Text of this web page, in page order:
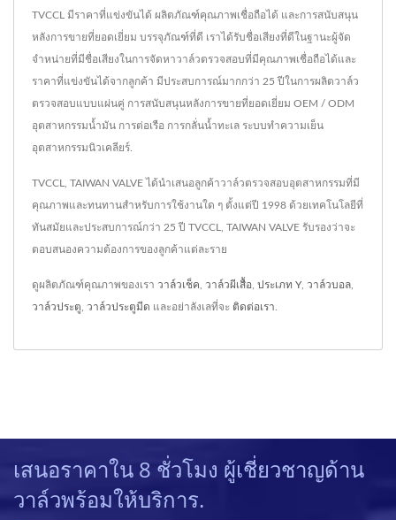
TVCCL มีราคาที่แข่งขันได้ ผลิตภัณฑ์คุณภาพเชื่อถือได้ และการสนับสนุน
หลังการขายที่ยอดเยี่ยม บรรจุภัณฑ์ที่ดี เราได้รับชื่อเสียงที่ดีในฐานะผู้จัด
จำหน่ายที่มีชื่อเสียงในการจัดหาวาล์วตรวจสอบที่มีคุณภาพเชื่อถือได้และ
ราคาที่แข่งขันได้จากลูกค้า มีประสบการณ์มากกว่า 25 ปีในการผลิตวาล์ว
ตรวจสอบแบบแผ่นคู่ การสนับสนุนหลังการขายที่ยอดเยี่ยม OEM / ODM
อุตสาหกรรมน้ำมัน การต่อเรือ การกลั่นน้ำทะเล ระบบทำความเย็น
อุตสาหกรรมนิวเคลียร์.
TVCCL, TAIWAN VALVE ได้นำเสนอลูกค้าวาล์วตรวจสอบอุตสาหกรรมที่มี
คุณภาพและทนทานสำหรับการใช้งานใด ๆ ตั้งแต่ปี 1998 ด้วยเทคโนโลยีที่
ทันสมัยและประสบการณ์กว่า 25 ปี TVCCL, TAIWAN VALVE รับรองว่าจะ
ตอบสนองความต้องการของลูกค้าแต่ละราย
ดูผลิตภัณฑ์คุณภาพของเรา วาล์วเช็ค วาล์วผีเสื้อ ประเภท Y, วาล์วบอล
วาล์วประตู วาล์วประตูมีด และอย่าลังเลที่จะ ติดต่อเรา
เสนอราคาใน 8 ชั่วโมง ผู้เชี่ยวชาญด้าน
วาล์วพร้อมให้บริการ.